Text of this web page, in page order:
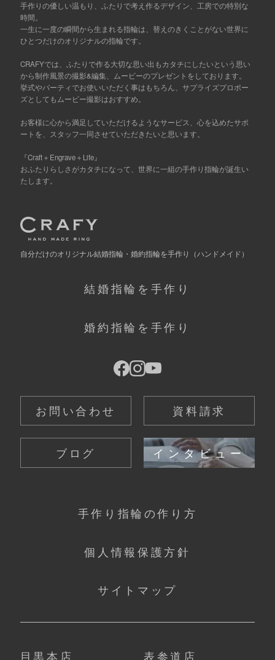
手作りの優しい温もり、ふたりで考え作るデザイン、工房での特別な
時間。
一生に一度の瞬間から生まれる指輪は、替えのきくことがない世界に
ひとつだけのオリジナルの指輪です。
CRAFYでは、ふたりで作る大切な思い出もカタチにしたいという思い
から制作風景の撮影&編集、ムービーのプレゼントをしております。
挙式やパーティでお使いいただく事はもちろん、サプライズプロポー
ズとしてもムービー撮影はおすすめ。
お客様に心から満足していただけるようなサービス、心を込めたサポ
ートを、スタッフ一同させていただきたいと思います。
『Craft＋Engrave＋Life』
おふたりらしさがカタチになって、世界に一組の手作り指輪が誕生い
たします。
自分だけのオリジナル結婚指輪・婚約指輪を手作り （ハンドメイド）
結婚指輪を手作り
婚約指輪を手作り
お問い合わせ 資料請求
ブログ インタビュー
手作り指輪の作り方
個人情報保護方針
サイトマップ
目黒本店 表参道店